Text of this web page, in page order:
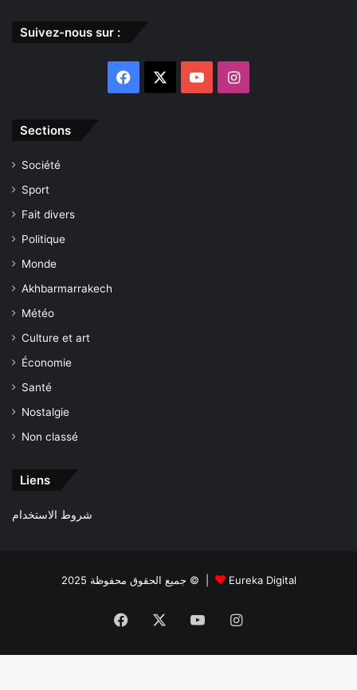
Suivez-nous sur :
Facebook YouTubeInstagram
Sections
Société
Sport
Fait divers
Politique
Monde
Akhbarmarrakech
Météo
Culture et art
Économie
Santé
Nostalgie
Non classé
Liens
شروط الاستخدام
جميع الحقوق محفوظة 2025 © | Eureka Digital
Facebook YouTubeInstagram